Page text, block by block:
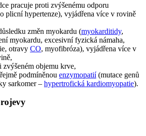
pracuje proti zvýšenému odporu
plicní hypertenze), vyjádřena více v rovině
změn myokardu (myokarditidy,
myokardu, excesivní fyzická námaha,
otravy CO, myofibróza), vyjádřena více v
zvýšeném objemu krve,
podmíněnou enzymopatií(mutace genů
sarkomer – hypertrofická kardiomyopatie).